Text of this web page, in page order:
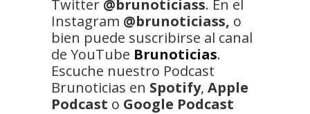
Twitter @brunoticiass. En el
Instagram @brunoticiass, o
bien puede suscribirse al canal
de YouTube Brunoticias.
Escuche nuestro Podcast
Brunoticias en Spotify, Apple
Podcast o Google Podcast